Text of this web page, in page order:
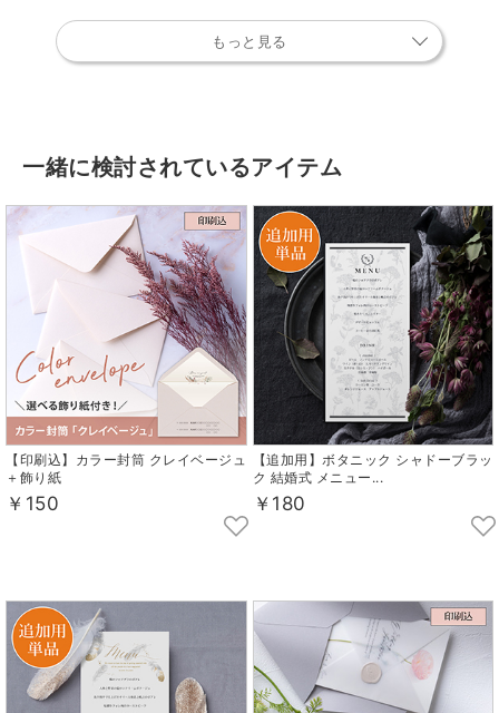
もっと見る
一緒に検討されているアイテム
【印刷込】カラー封筒 クレイベージュ
＋飾り紙
￥150
【追加用】ボタニック シャドーブラッ
ク 結婚式 メニュー...
￥180